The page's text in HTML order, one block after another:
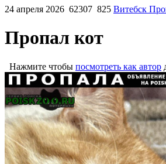
24 апреля 2026 62307 825 Витебск
Пропал кот
Нажмите чтобы посмотреть как автор